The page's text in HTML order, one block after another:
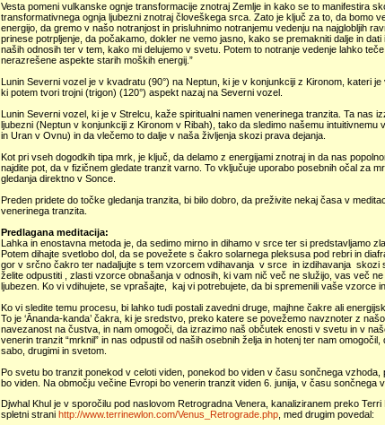
Vesta pomeni vulkanske ognje transformacije znotraj Zemlje in kako se to manifestira
transformativnega ognja ljubezni znotraj človeškega srca. Zato je ključ za to, da bomo
energijo, da gremo v našo notranjost in prisluhnimo notranjemu vedenju na najglobljih
prinese potrpljenje, da počakamo, dokler ne vemo jasno, kako se premakniti dalje in
naših odnosih ter v tem, kako mi delujemo v svetu. Potem to notranje vedenje lahko
nerazrešene aspekte starih moških energij.”
Lunin Severni vozel je v kvadratu (90°) na Neptun, ki je v konjunkciji z Kironom, kateri
ki potem tvori trojni (trigon) (120°) aspekt nazaj na Severni vozel.
Lunin Severni vozel, ki je v Strelcu, kaže spiritualni namen venerinega tranzita. Ta nas
ljubezni (Neptun v konjunkciji z Kironom v Ribah), tako da sledimo našemu
in Uran v Ovnu) in da vlečemo to dalje v naša življenja skozi prava dejanja.
Kot pri vseh dogodkih tipa mrk, je ključ, da delamo z energijami znotraj in da nas
najdite pot, da v fizičnem gledate tranzit varno. To vključuje uporabo posebnih očal za
gledanja direktno v Sonce.
Preden pridete do točke gledanja tranzita, bi bilo dobro, da preživite nekaj časa v
venerinega tranzita.
Predlagana meditacija:
Lahka in enostavna metoda je, da sedimo mirno in dihamo v srce ter si predstavljamo
Potem dihajte svetlobo dol, da se povežete s čakro solarnega pleksusa pod rebri in
gor v srčno čakro ter nadaljujte s tem vzorcem vdihavanja v srce in izdihavanja skozi
želite odpustiti , zlasti vzorce obnašanja v odnosih, ki vam nič več ne služijo, vas več
ljubezen. Ko vi vdihujete, se vprašajte, kaj vi potrebujete, da bi spremenili vaše vzorce
Ko vi sledite temu procesu, bi lahko tudi postali zavedni druge, majhne čakre ali
To je ‘Ānanda-kanda’ čakra, ki je sredstvo, preko katere se povežemo navznoter z
navezanost na čustva, in nam omogoči, da izrazimo naš občutek enosti v svetu in v
venerin tranzit “mrknil” in nas odpustil od naših osebnih želja in hotenj ter nam
sabo, drugimi in svetom.
Po svetu bo tranzit ponekod v celoti viden, ponekod bo viden v času sončnega
bo viden. Na območju večine Evropi bo venerin tranzit viden 6. junija, v času sončnega
Djwhal Khul je v sporočilu pod naslovom Retrogradna Venera, kanaliziranem preko
spletni strani http://www.terrinewlon.com/Venus_Retrograde.php , med drugim povedal: